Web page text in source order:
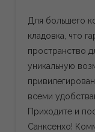
Для большего
кладовка, что
пространство
уникальную
всеми
Приходите и
Санксенхо!